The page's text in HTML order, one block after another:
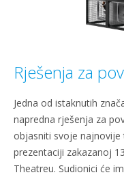
Rješenja za
Jedna od istaknutih
napredna rješenja za
objasniti svoje
prezentaciji zakazanoj
Theatreu. Sudionici će